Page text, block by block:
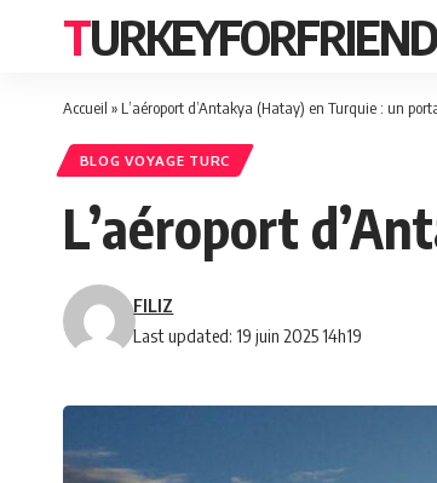
Accueil » L’aéroport d’Antakya (Hatay) en Turquie : un
BLOG VOYAGE TURC
L’aéroport
Last updated: 19 juin 2025 14h19
FILIZ